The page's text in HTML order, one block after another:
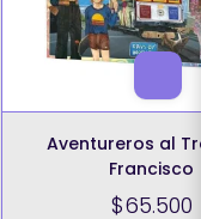
Aventureros al
Francisco
$65.500